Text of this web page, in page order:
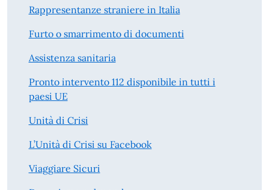
Rappresentanze straniere in Italia
Furto o smarrimento di documenti
Assistenza sanitaria
Pronto intervento 112 disponibile in tutti i
paesi UE
Unità di Crisi
L’Unità di Crisi su Facebook
Viaggiare Sicuri